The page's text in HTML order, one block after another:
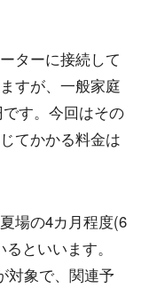
ターに接続して
すが、一般家庭
す。今回はその
てかかる料金は
場の4カ月程度(6
といいます。
対象で、関連予